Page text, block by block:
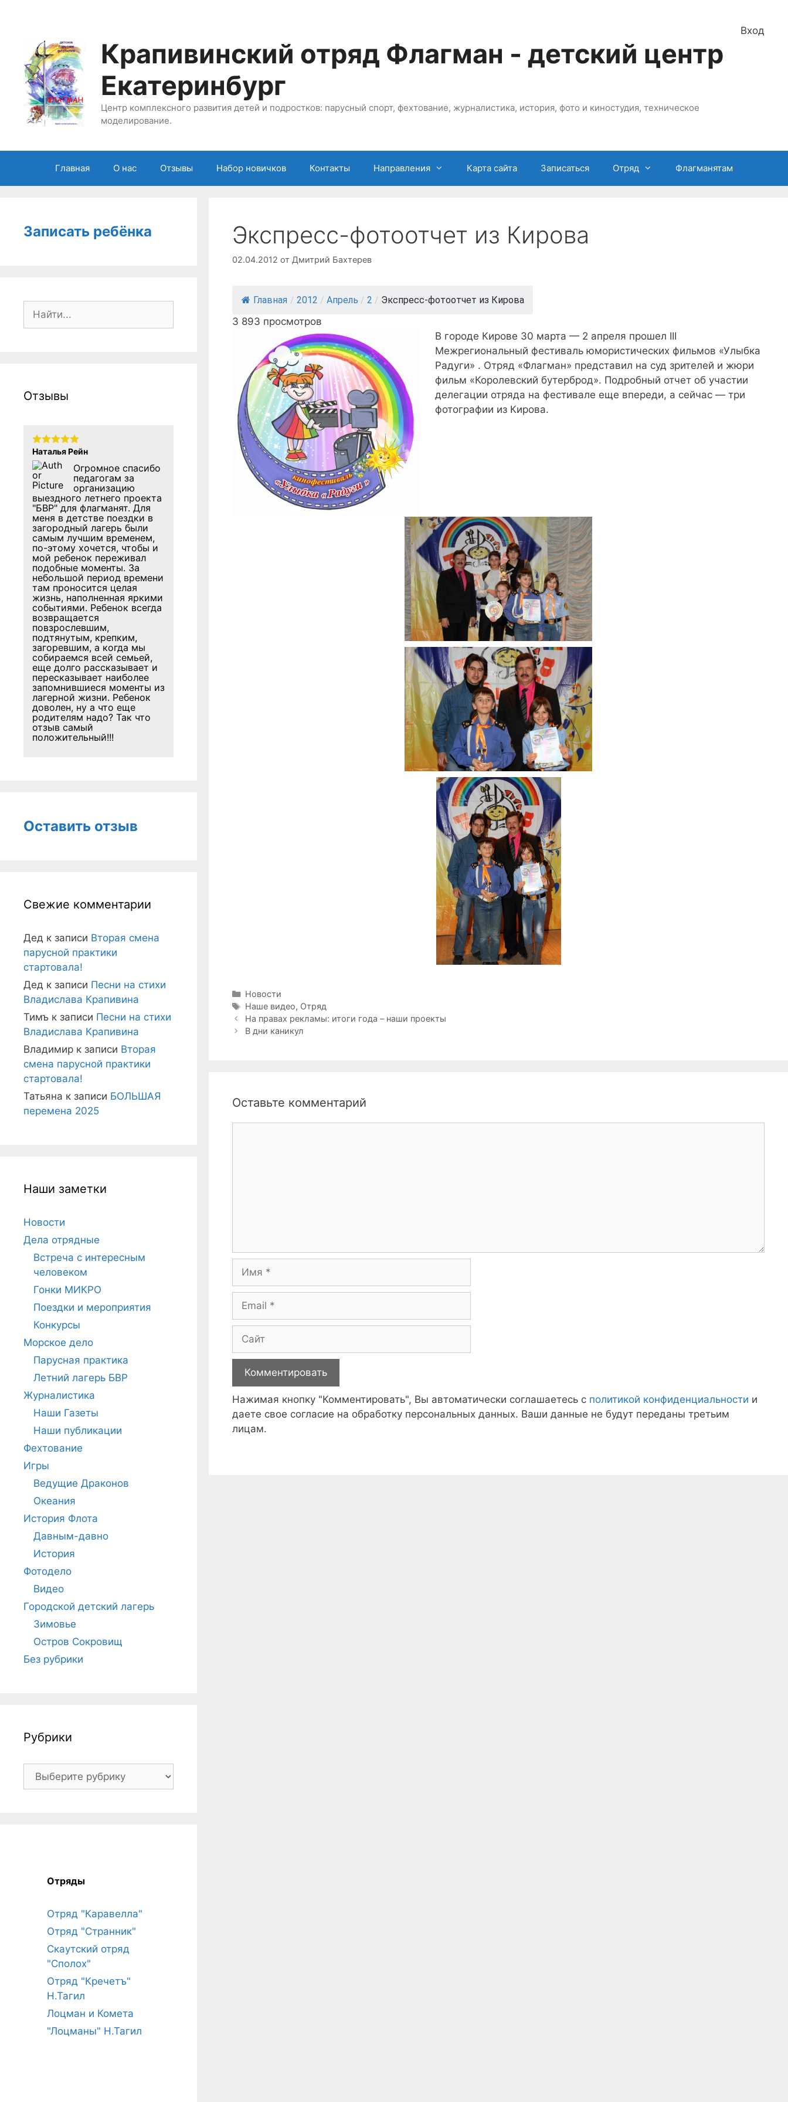
Вход
Крапивинский отряд Флагман - детский центр
Екатеринбург
Центр комплексного развития детей и подростков: парусный спорт, фехтование, журналистика, история, фото и киностудия, техническое
моделирование.
Главная О нас Отзывы Набор новичков Контакты Направления Карта сайта Записаться Отряд Флагманятам
Экспресс-фотоотчет из Кирова
02.04.2012 от Дмитрий Бахтерев
Главная / 2012 / Апрель / 2 / Экспресс-фотоотчет из Кирова
3 893 просмотров
В городе Кирове 30 марта — 2 апреля прошел III
Межрегиональный фестиваль юмористических фильмов «Улыбка
Радуги» . Отряд «Флагман» представил на суд зрителей и жюри
фильм «Королевский бутерброд». Подробный отчет об участии
делегации отряда на фестивале еще впереди, а сейчас — три
фотографии из Кирова.
Рубрики
Новости
Метки
Наше видео, Отряд
Навигация
записи
На правах рекламы: итоги года – наши проекты
В дни каникул
Оставьте комментарий
Имя
Email
Сайт
Нажимая кнопку "Комментировать", Вы автоматически соглашаетесь с политикой конфиденциальности и
даете свое согласие на обработку персональных данных. Ваши данные не будут переданы третьим
лицам.
Записать ребёнка
Поиск:
Отзывы
Наталья Рейн
Огромное спасибо
педагогам за
организацию
выездного летнего проекта
"БВР" для флагманят. Для
меня в детстве поездки в
загородный лагерь были
самым лучшим временем,
по-этому хочется, чтобы и
мой ребенок переживал
подобные моменты. За
небольшой период времени
там проносится целая
жизнь, наполненная яркими
событиями. Ребенок всегда
возвращается
повзрослевшим,
подтянутым, крепким,
загоревшим, а когда мы
собираемся всей семьей,
еще долго рассказывает и
пересказывает наиболее
запомнившиеся моменты из
лагерной жизни. Ребенок
доволен, ну а что еще
родителям надо? Так что
отзыв самый
положительный!!!
Оставить отзыв
Свежие комментарии
Дед к записи Вторая смена
парусной практики
стартовала!
Дед к записи Песни на стихи
Владислава Крапивина
Тимъ к записи Песни на стихи
Владислава Крапивина
Владимир к записи Вторая
смена парусной практики
стартовала!
Татьяна к записи БОЛЬШАЯ
перемена 2025
Наши заметки
Новости
Дела отрядные
Встреча с интересным
человеком
Гонки МИКРО
Поездки и мероприятия
Конкурсы
Морское дело
Парусная практика
Летний лагерь БВР
Журналистика
Наши Газеты
Наши публикации
Фехтование
Игры
Ведущие Драконов
Океания
История Флота
Давным-давно
История
Фотодело
Видео
Городской детский лагерь
Зимовье
Остров Сокровищ
Без рубрики
Рубрики
Рубрики
Отряды
Отряд "Каравелла"
Отряд "Странник"
Скаутский отряд
"Сполох"
Отряд "Кречетъ"
Н.Тагил
Лоцман и Комета
"Лоцманы" Н.Тагил